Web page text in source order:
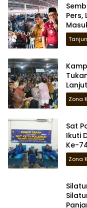
Pers,
Zona
Sat
Ikuti
Ke-
Zona